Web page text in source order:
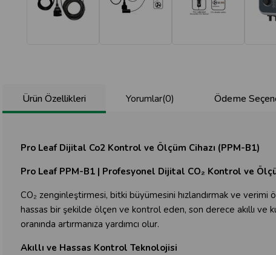
Ürün Özellikleri Yorumlar(0) Ödeme
Pro Leaf Dijital Co2 Kontrol ve Ölçüm Cihazı (PPM-B1)
Pro Leaf PPM-B1 | Profesyonel Dijital CO₂ Kontrol ve
CO₂ zenginleştirmesi, bitki büyümesini hızlandırmak ve
hassas bir şekilde ölçen ve kontrol eden, son derece akıllı ve
oranında artırmanıza yardımcı olur.
Akıllı ve Hassas Kontrol Teknolojisi